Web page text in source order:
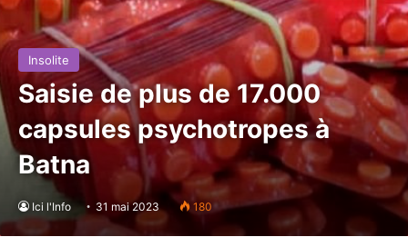
Insolite
Saisie de plus de 17.000
capsules psychotropes à
Batna
Ici l'Info 31 mai 2023 180